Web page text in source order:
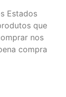
Estados
que
nos
compra